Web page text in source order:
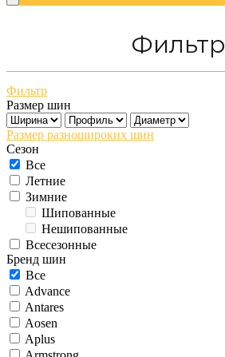
Фильтр
Фильтр
Размер шин
Размер разношироких шин
Сезон
Все
Летние
Зимние
Шипованные
Нешипованные
Всесезонные
Бренд шин
Все
Advance
Antares
Aosen
Aplus